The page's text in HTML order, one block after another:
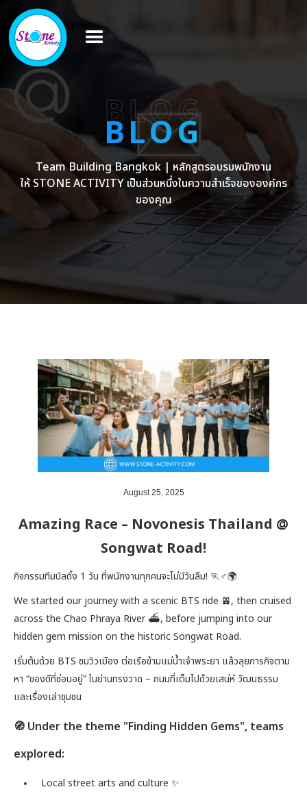
BLOG
BLOG
Team Building Bangkok | หลักสูตรอบรมพนักงาน
ให้ STONE ACTIVITY เป็นส่วนหนึ่งในความสำเร็จขององค์กร
ของคุณ
August 25, 2025
Amazing Race – Novonesis Thailand @
Songwat Road!
กิจกรรมทีมบิลดิ้ง 1 วัน ที่พนักงานทุกคนจะไม่มีวันลืม! 🏃♂️🌍
We started our journey with a scenic BTS ride 🚈, then cruised
across the Chao Phraya River ⛴️, before jumping into our
hidden gem mission on the historic Songwat Road.
เริ่มต้นด้วย BTS ชมวิวเมือง ต่อเรือข้ามแม่น้ำเจ้าพระยา แล้วลุยภารกิจตาม
หา “ของดีที่ซ่อนอยู่” ในย่านทรงวาด – ถนนที่เต็มไปด้วยเสน่ห์ วัฒนธรรม
และเรื่องเล่าชุมชน
🧭 Under the theme "Finding Hidden Gems", teams
explored:
Local street arts and culture ✨